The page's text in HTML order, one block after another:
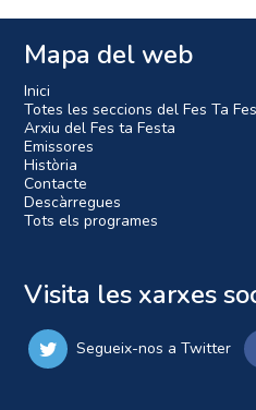
Mapa del web
Inici
Totes les seccions del Fes Ta
Arxiu del Fes ta Festa
Emissores
Història
Contacte
Descàrregues
Tots els programes
Visita les xarxes
Segueix-nos a Twitter